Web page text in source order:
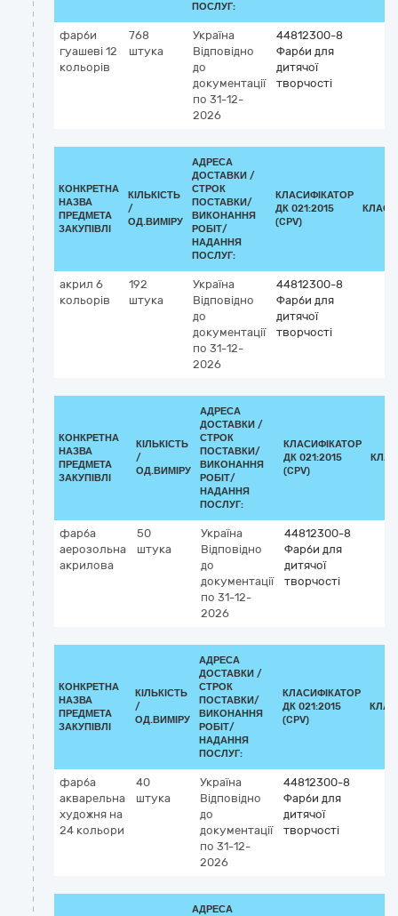
ПОСЛУГ:
фарби
гуашеві 12
кольорів
768
штука
Україна
Відповідно
до
документації
по 31-12-
2026
44812300-8
Фарби для
дитячої
творчості
КОНКРЕТНА
НАЗВА
ПРЕДМЕТА
ЗАКУПІВЛІ
КІЛЬКІСТЬ
/
ОД.ВИМІРУ
АДРЕСА
ДОСТАВКИ /
СТРОК
ПОСТАВКИ/
ВИКОНАННЯ
РОБІТ/
НАДАННЯ
ПОСЛУГ:
КЛАСИФІКАТОР
ДК 021:2015
(CPV)
акрил 6
кольорів
192
штука
Україна
Відповідно
до
документації
по 31-12-
2026
44812300-8
Фарби для
дитячої
творчості
КОНКРЕТНА
НАЗВА
ПРЕДМЕТА
ЗАКУПІВЛІ
КІЛЬКІСТЬ
/
ОД.ВИМІРУ
АДРЕСА
ДОСТАВКИ /
СТРОК
ПОСТАВКИ/
ВИКОНАННЯ
РОБІТ/
НАДАННЯ
ПОСЛУГ:
КЛАСИФІКАТОР
ДК 021:2015
(CPV)
фарба
аерозольна
акрилова
50
штука
Україна
Відповідно
до
документації
по 31-12-
2026
44812300-8
Фарби для
дитячої
творчості
КОНКРЕТНА
НАЗВА
ПРЕДМЕТА
ЗАКУПІВЛІ
КІЛЬКІСТЬ
/
ОД.ВИМІРУ
АДРЕСА
ДОСТАВКИ /
СТРОК
ПОСТАВКИ/
ВИКОНАННЯ
РОБІТ/
НАДАННЯ
ПОСЛУГ:
КЛАСИФІКАТОР
ДК 021:2015
(CPV)
фарба
акварельна
художня на
24 кольори
40
штука
Україна
Відповідно
до
документації
по 31-12-
2026
44812300-8
Фарби для
дитячої
творчості
АДРЕСА